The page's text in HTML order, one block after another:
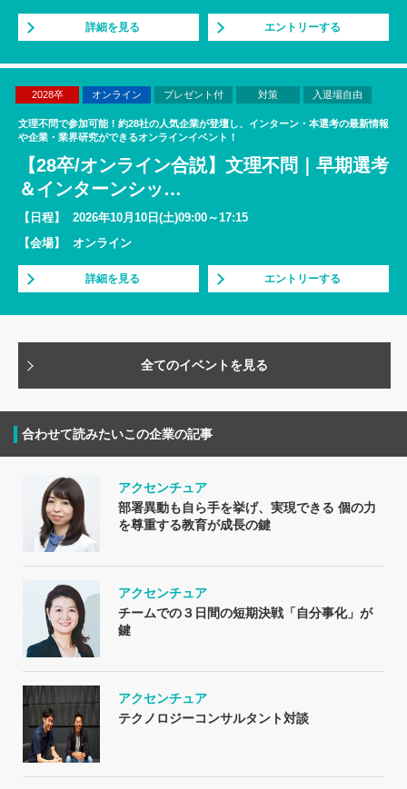
詳細を見る エントリーする
2028卒 オンライン プレゼント付 対策 入退場自由
文理不問で参加可能！約28社の人気企業が登壇し、インターン・本選考の最新情報
や企業・業界研究ができるオンラインイベント！
【28卒/オンライン合説】文理不問｜早期選考
＆インターンシッ…
【日程】
2026年10月10日(土)09:00～17:15
【会場】
オンライン
詳細を見る エントリーする
全てのイベントを見る
合わせて読みたいこの企業の記事
アクセンチュア
部署異動も自ら手を挙げ、実現できる 個の力
を尊重する教育が成長の鍵
アクセンチュア
チームでの３日間の短期決戦「自分事化」が
鍵
アクセンチュア
テクノロジーコンサルタント対談